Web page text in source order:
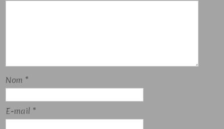
Nom *
E-mail *